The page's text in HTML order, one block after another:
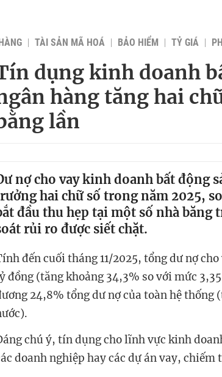
TÀI SẢN MÃ HOÁ BẢO HIỂM TỶ GIÁ
dụng kinh doanh
hàng tăng hai
lần
nợ cho vay kinh doanh bất động
hai chữ số trong năm 2025,
đầu thu hẹp tại một số nhà băng
rủi ro được siết chặt.
đến cuối tháng 11/2025, tổng dư nợ
đồng (tăng khoảng 34,3% so với mức
24,8% tổng dư nợ của toàn hệ thống
chú ý, tín dụng cho lĩnh vực kinh
doanh nghiệp hay các dự án vay, chiếm